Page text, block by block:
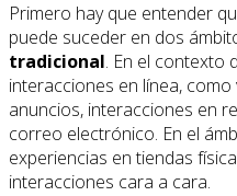
Primero hay que entender
puede suceder en dos
tradicional. En el contexto
interacciones en línea,
anuncios, interacciones en
correo electrónico. En el
experiencias en tiendas
interacciones cara a cara.